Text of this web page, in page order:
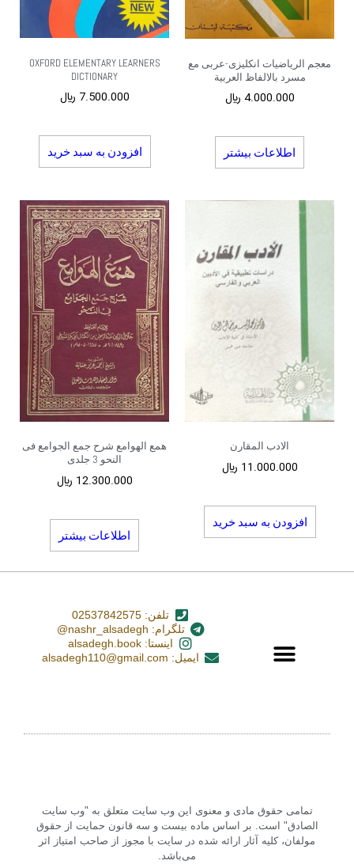
معجم الریاضیات انکلیزی-عربی مع
مسرد بالالفاظ العربیة
4.000.000 ﷼
اطلاعات بیشتر
OXFORD ELEMENTARY LEARNERS
DICTIONARY
7.500.000 ﷼
افزودن به سبد خرید
الادب المقارن
11.000.000 ﷼
افزودن به سبد خرید
همع الهوامع شرح جمع الجوامع فی
النحو 3 جلدی
12.300.000 ﷼
اطلاعات بیشتر
تلفن: 02537842575
تلگرام: nashr_alsadegh@
اینستا: alsadegh.book
ایمیل: alsadegh110@gmail.com
تمامی حقوق مادی و معنوی این وب سایت متعلق به "وب سایت
الصادق" است. بر اساس ماده بیست و سه قانون حمایت از حقوق
مولفان، کلیه آثار ارائه شده در سایت با مجوز از صاحب امتیاز اثر
می‌باشد.‏